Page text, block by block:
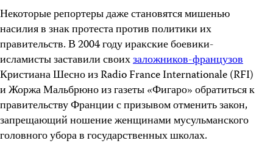
Некоторые репортеры даже становятся мишенью
насилия в знак протеста против политики их
правительств. В 2004 году иракские боевики-
исламисты заставили своихзаложников-французов
Кристиана Шесно из Radio France Internationale (RFI)
и Жоржа Мальбрюно из газеты «Фигаро» обратиться к
правительству Франции с призывом отменить закон,
запрещающий ношение женщинами мусульманского
головного убора в государственных школах.